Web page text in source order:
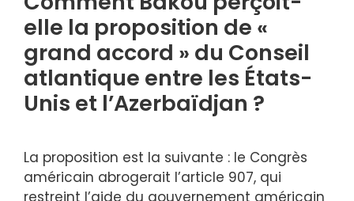
elle la proposition de «
grand accord » du Conseil
atlantique entre les États-
Unis et l’Azerbaïdjan ?
La proposition est la suivante : le Congrès
américain abrogerait l’article 907, qui
restreint l’aide du gouvernement américain